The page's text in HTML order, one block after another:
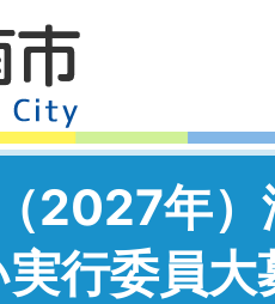
2027年）
行委員大